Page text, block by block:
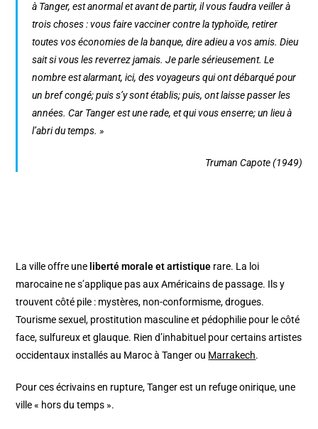
à Tanger, est anormal et avant de partir, il vous faudra veiller à
trois choses : vous faire vacciner contre la typhoïde, retirer
toutes vos économies de la banque, dire adieu a vos amis. Dieu
sait si vous les reverrez jamais. Je parle sérieusement. Le
nombre est alarmant, ici, des voyageurs qui ont débarqué pour
un bref congé; puis s’y sont établis; puis, ont laisse passer les
années. Car Tanger est une rade, et qui vous enserre; un lieu à
l’abri du temps. »
Truman Capote (1949)
La ville offre une liberté morale et artistique rare. La loi
marocaine ne s’applique pas aux Américains de passage. Ils y
trouvent côté pile : mystères, non-conformisme, drogues.
Tourisme sexuel, prostitution masculine et pédophilie pour le côté
face, sulfureux et glauque. Rien d’inhabituel pour certains artistes
occidentaux installés au Maroc à Tanger ou Marrakech.
Pour ces écrivains en rupture, Tanger est un refuge onirique, une
ville « hors du temps ».